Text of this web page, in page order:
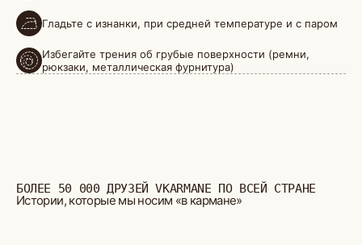
Гладьте с изнанки, при средней температуре и с паром
Избегайте трения об грубые поверхности (ремни,
рюкзаки, металлическая фурнитура)